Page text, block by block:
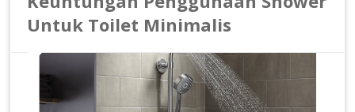
Untuk Toilet Minimalis